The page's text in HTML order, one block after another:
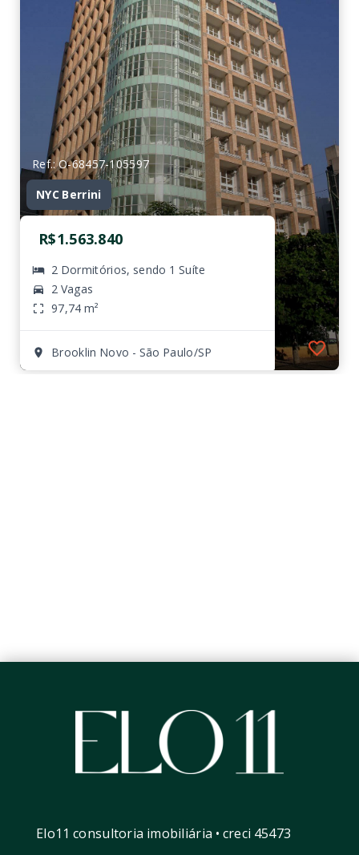
Ref.: O-68457-105597
NYC Berrini
R$1.563.840
2 Dormitórios, sendo 1 Suíte
2 Vagas
97,74 m²
Brooklin Novo - São Paulo/SP
Elo11 consultoria imobiliária • creci 45473